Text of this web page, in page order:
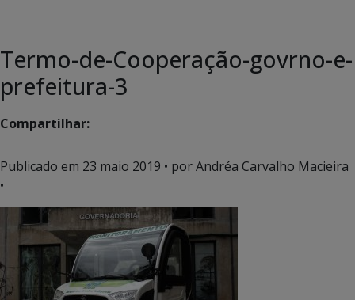
Termo-de-Cooperação-govrno-e-
prefeitura-3
Compartilhar:
Publicado em 23 maio 2019 • por Andréa Carvalho Macieira
•